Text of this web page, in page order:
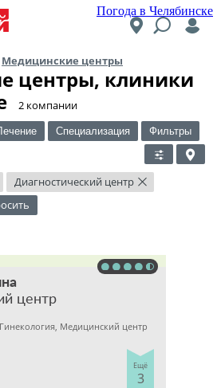
Погода в Челябинске
Медицинские центры
центры, клиники
​2 компании
Специализация Фильтры
Диагностический центр ×
центр
Медицинский центр
Ещё
3